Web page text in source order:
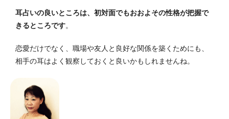
耳占いの良いところは、初対面でもおおよその性格が把握で
きるところです。
恋愛だけでなく、職場や友人と良好な関係を築くためにも、
相手の耳はよく観察しておくと良いかもしれませんね。